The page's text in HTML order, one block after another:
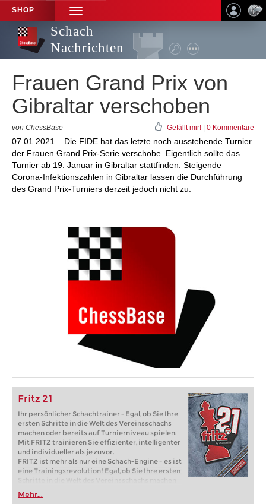
SHOP
TOGGLE
NAVIGATION
Schach
Nachrichten
Frauen Grand Prix von
Gibraltar verschoben
von ChessBase Gefällt mir! 0 Kommentare
07.01.2021 – Die FIDE hat das letzte noch ausstehende Turnier
der Frauen Grand Prix-Serie verschobe. Eigentlich sollte das
Turnier ab 19. Januar in Gibraltar stattfinden. Steigende
Corona-Infektionszahlen in Gibraltar lassen die Durchführung
des Grand Prix-Turniers derzeit jedoch nicht zu.
Fritz 21
Ihr persönlicher Schachtrainer - Egal, ob Sie Ihre
ersten Schritte in die Welt des Vereinsschachs
machen oder bereits auf Turnierniveau spielen:
Mit FRITZ trainieren Sie effizienter, intelligenter
und individueller als je zuvor.
FRITZ ist mehr als nur eine Schach-Engine – es ist
eine Trainingsrevolution! Egal, ob Sie Ihre ersten
Schritte in die Welt des Vereinsschachs machen
oder bereits auf Turnierniveau spielen: Mit
FRITZ trainieren Sie effizienter, intelligenter und
Mehr...